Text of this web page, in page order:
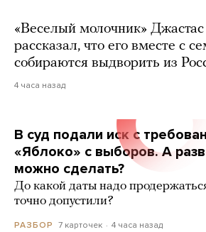
«Веселый молочник» Джастас
рассказал, что его вместе с
собираются выдворить из
4 часа назад
В суд подали иск с
«Яблоко» с выборов. А
можно сделать?
До какой даты надо
точно допустили?
РАЗБОР 7 карточек 4 часа назад